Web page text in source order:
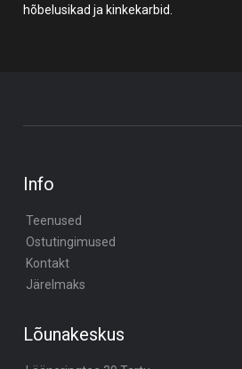
hõbelusikad ja kinkekarbid.
Info
Teenused
Ostutingimused
Kontakt
Järelmaks
Lõunakeskus